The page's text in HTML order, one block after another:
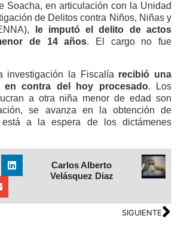
Soacha, en articulación con la Unidad
de Delitos contra Niños, Niñas y
le imputó el delito de actos
de 14 años. El cargo no fue
investigación la Fiscalía recibió una
en contra del hoy procesado. Los
a otra niña menor de edad son
se avanza en la obtención de
a la espera de los dictámenes
Carlos Alberto
Velásquez Diaz
SIGUIENTE